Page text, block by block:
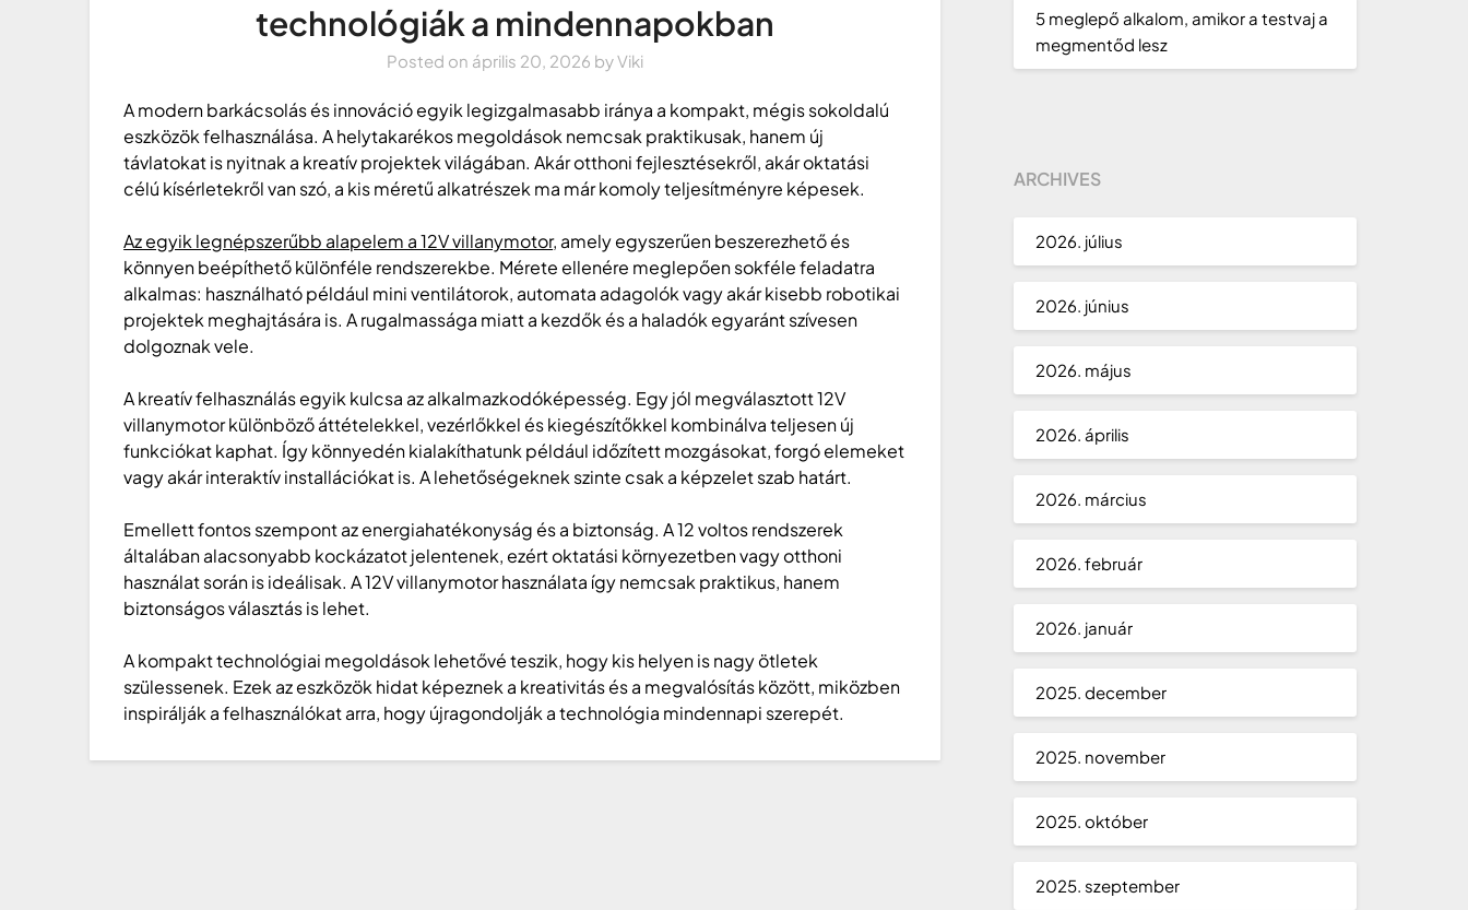
technológiák a mindennapokban
Posted on április 20, 2026 byViki
A modern barkácsolás és innováció egyik legizgalmasabb iránya a kompakt, mégis sokoldalú
eszközök felhasználása. A helytakarékos megoldások nemcsak praktikusak, hanem új
távlatokat is nyitnak a kreatív projektek világában. Akár otthoni fejlesztésekről, akár oktatási
célú kísérletekről van szó, a kis méretű alkatrészek ma már komoly teljesítményre képesek.
Az egyik legnépszerűbb alapelem a 12V villanymotor, amely egyszerűen beszerezhető és
könnyen beépíthető különféle rendszerekbe. Mérete ellenére meglepően sokféle feladatra
alkalmas: használható például mini ventilátorok, automata adagolók vagy akár kisebb robotikai
projektek meghajtására is. A rugalmassága miatt a kezdők és a haladók egyaránt szívesen
dolgoznak vele.
A kreatív felhasználás egyik kulcsa az alkalmazkodóképesség. Egy jól megválasztott 12V
villanymotor különböző áttételekkel, vezérlőkkel és kiegészítőkkel kombinálva teljesen új
funkciókat kaphat. Így könnyedén kialakíthatunk például időzített mozgásokat, forgó elemeket
vagy akár interaktív installációkat is. A lehetőségeknek szinte csak a képzelet szab határt.
Emellett fontos szempont az energiahatékonyság és a biztonság. A 12 voltos rendszerek
általában alacsonyabb kockázatot jelentenek, ezért oktatási környezetben vagy otthoni
használat során is ideálisak. A 12V villanymotor használata így nemcsak praktikus, hanem
biztonságos választás is lehet.
A kompakt technológiai megoldások lehetővé teszik, hogy kis helyen is nagy ötletek
szülessenek. Ezek az eszközök hidat képeznek a kreativitás és a megvalósítás között, miközben
inspirálják a felhasználókat arra, hogy újragondolják a technológia mindennapi szerepét.
5 meglepő alkalom, amikor a testvaj a
megmentőd lesz
ARCHIVES
2026. július
2026. június
2026. május
2026. április
2026. március
2026. február
2026. január
2025. december
2025. november
2025. október
2025. szeptember